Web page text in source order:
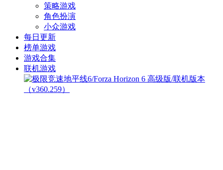
策略游戏
角色扮演
小众游戏
每日更新
榜单游戏
游戏合集
联机游戏